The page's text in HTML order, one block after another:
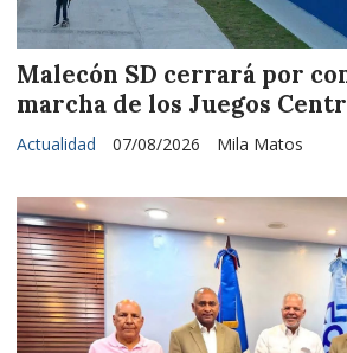
Malecón SD cerrará por
marcha de los Juegos
Mila Matos
Actualidad 07/08/2026